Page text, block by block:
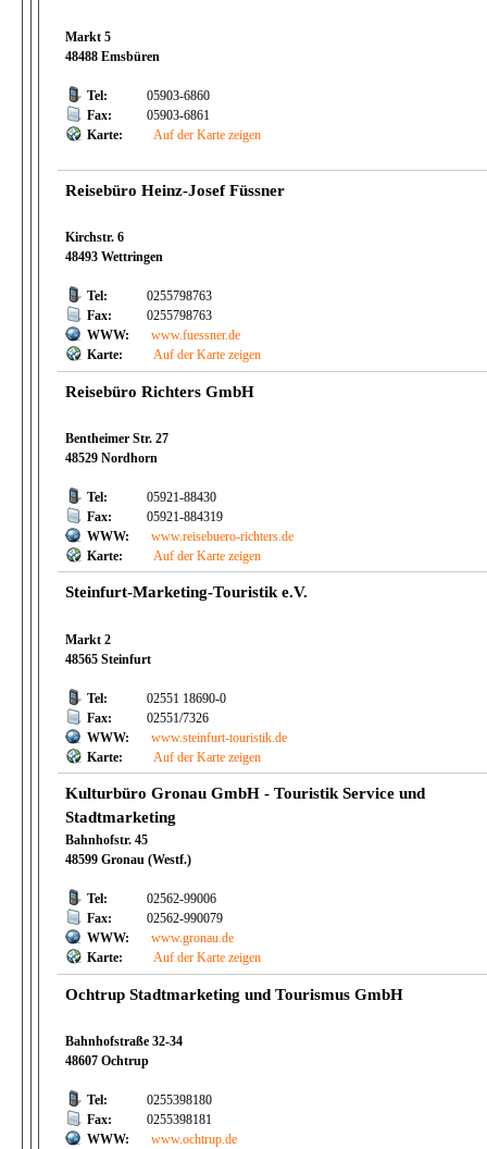
Markt 5
48488 Emsbüren
Tel:
05903-6860
Fax:
05903-6861
Karte:
Auf der Karte zeigen
Reisebüro Heinz-Josef Füssner
Kirchstr. 6
48493 Wettringen
Tel:
0255798763
Fax:
0255798763
WWW:
www.fuessner.de
Karte:
Auf der Karte zeigen
Reisebüro Richters GmbH
Bentheimer Str. 27
48529 Nordhorn
Tel:
05921-88430
Fax:
05921-884319
WWW:
www.reisebuero-richters.de
Karte:
Auf der Karte zeigen
Steinfurt-Marketing-Touristik e.V.
Markt 2
48565 Steinfurt
Tel:
02551 18690-0
Fax:
02551/7326
WWW:
www.steinfurt-touristik.de
Karte:
Auf der Karte zeigen
Kulturbüro Gronau GmbH - Touristik Service und
Stadtmarketing
Bahnhofstr. 45
48599 Gronau (Westf.)
Tel:
02562-99006
Fax:
02562-990079
WWW:
www.gronau.de
Karte:
Auf der Karte zeigen
Ochtrup Stadtmarketing und Tourismus GmbH
Bahnhofstraße 32-34
48607 Ochtrup
Tel:
0255398180
Fax:
0255398181
WWW:
www.ochtrup.de